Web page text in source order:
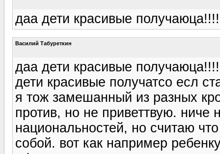
даа дети красивые
Василий Табуреткин
даа дети красивые получаюца!!!!
дети красивые получатсо есл
я тож замешанный из разных
против, но не приветтвую. ниче
национальностей, но считаю
собой. вот как например